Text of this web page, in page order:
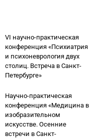
VI научно-практическая
конференция «Психиатрия
и психоневрология двух
столиц. Встреча в Санкт-
Петербурге»
Научно-практическая
конференция «Медицина в
изобразительном
искусстве. Осенние
встречи в Санкт-